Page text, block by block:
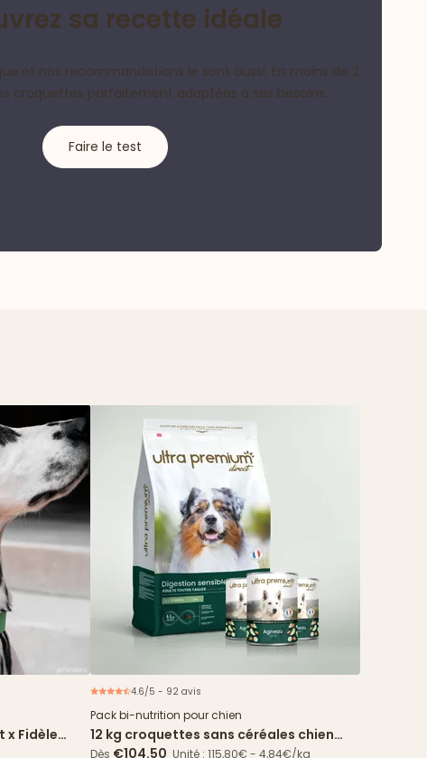
sa recette idéale
et nos recommandations le sont aussi. En moins de 2
croquettes parfaitement adaptées à ses besoins.
Faire le test
x Fidèle
4.6/5 - 92 avis
Pack bi-nutrition pour chien
12 kg croquettes sans céréales chien
Digestion Sensible + 24 boîtes agneau
Dès €104.50 Unité : 115,80€ - 4,84€/kg